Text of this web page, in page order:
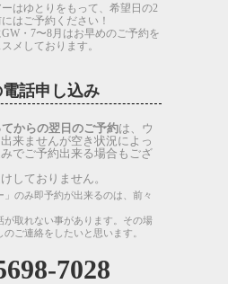
ーはゆとりをもって、希望日の2
にはご予約ください！
・7〜8月はお早めのご予約を
メしております。
話申し込み
からの翌日のご予約は、ウ
来ませんが空き状況によっ
でご予約出来る場合もござ
しておりません。
のみ即予約が出来るのは、前々
取れない事があります。その場
ご連絡をしたいと思います。
7028